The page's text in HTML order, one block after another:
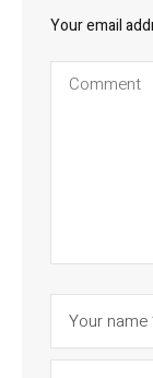
Your email